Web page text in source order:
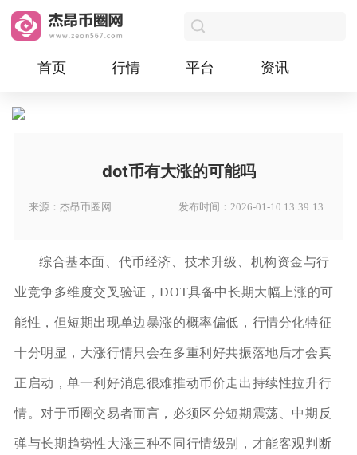
首页 行情 平台 资讯
dot币有大涨的可能吗
来源：杰昂币圈网 发布时间：2026-01-10 13:39:13
综合基本面、代币经济、技术升级、机构资金与行
业竞争多维度交叉验证，DOT具备中长期大幅上涨的可
能性，但短期出现单边暴涨的概率偏低，行情分化特征
十分明显，大涨行情只会在多重利好共振落地后才会真
正启动，单一利好消息很难推动币价走出持续性拉升行
情。对于币圈交易者而言，必须区分短期震荡、中期反
弹与长期趋势性大涨三种不同行情级别，才能客观判断